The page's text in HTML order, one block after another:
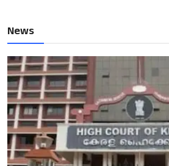
News